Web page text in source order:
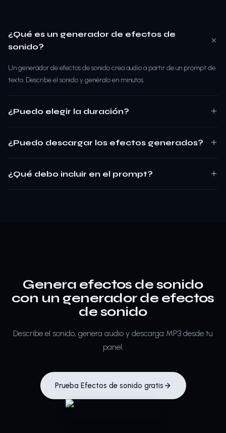
¿Qué es un generador de efectos de
sonido?
Un generador de efectos de sonido crea audio a partir de un prompt de
texto. Describe el sonido y genéralo en minutos.
¿Puedo elegir la duración?
¿Puedo descargar los efectos generados?
¿Qué debo incluir en el prompt?
Genera efectos de sonido
con un generador de efectos
de sonido
Describe el sonido, genera audio y descarga MP3 desde tu
panel.
Prueba Efectos de sonido gratis